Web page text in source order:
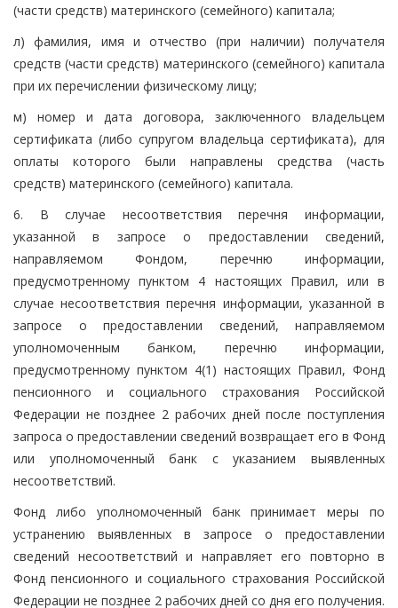
(части средств) материнского (семейного) капитала;
л) фамилия, имя и отчество (при наличии) получателя
средств (части средств) материнского (семейного) капитала
при их перечислении физическому лицу;
м) номер и дата договора, заключенного владельцем
сертификата (либо супругом владельца сертификата), для
оплаты которого были направлены средства (часть
средств) материнского (семейного) капитала.
6. В случае несоответствия перечня информации,
указанной в запросе о предоставлении сведений,
направляемом Фондом, перечню информации,
предусмотренному пунктом 4 настоящих Правил, или в
случае несоответствия перечня информации, указанной в
запросе о предоставлении сведений, направляемом
уполномоченным банком, перечню информации,
предусмотренному пунктом 4(1) настоящих Правил, Фонд
пенсионного и социального страхования Российской
Федерации не позднее 2 рабочих дней после поступления
запроса о предоставлении сведений возвращает его в Фонд
или уполномоченный банк с указанием выявленных
несоответствий.
Фонд либо уполномоченный банк принимает меры по
устранению выявленных в запросе о предоставлении
сведений несоответствий и направляет его повторно в
Фонд пенсионного и социального страхования Российской
Федерации не позднее 2 рабочих дней со дня его получения.